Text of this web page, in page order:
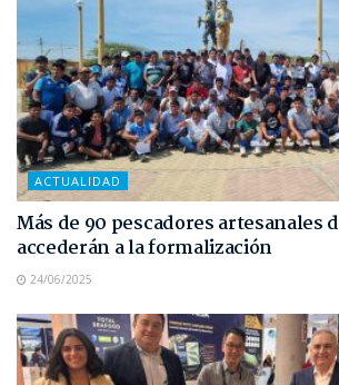
ACTUALIDAD
Más de 90 pescadores artesanales
accederán a la formalización
24/06/2025